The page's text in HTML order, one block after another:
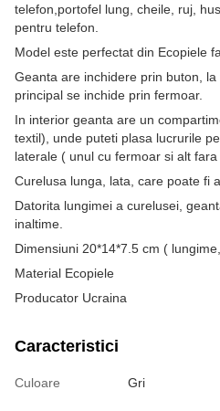
telefon,portofel lung, cheile, ruj,
pentru telefon.
Model este perfectat din Ecopiele
Geanta are inchidere prin buton,
principal se inchide prin fermoar.
In interior geanta are un
textil), unde puteti plasa lucrurile
laterale ( unul cu fermoar si alt fara
Curelusa lunga, lata, care poate fi
Datorita lungimei a curelusei,
inaltime.
Dimensiuni 20*14*7.5 cm (
Material Ecopiele
Producator Ucraina
Caracteristici
Culoare Gri